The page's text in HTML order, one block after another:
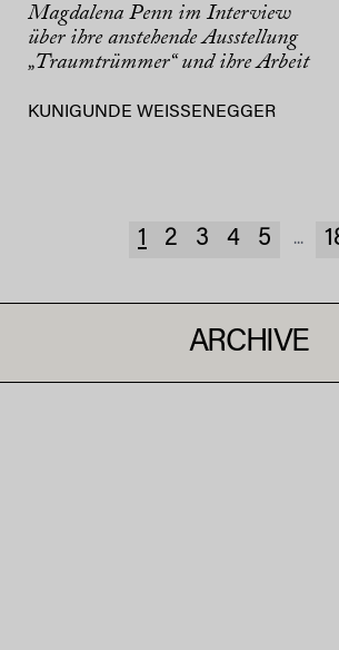
Magdalena Penn im Interview
über ihre anstehende Ausstellung
„Traumtrümmer“ und ihre Arbeit
KUNIGUNDE WEISSENEGGER
1 2 3 4 5 ...
ARCHIVE